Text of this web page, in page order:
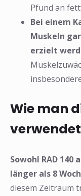
Pfund an
Bei einem
Muskeln
erzielt
Wie man
verwendet
Sowohl RAD 140
länger als 8
diesem Zeitraum